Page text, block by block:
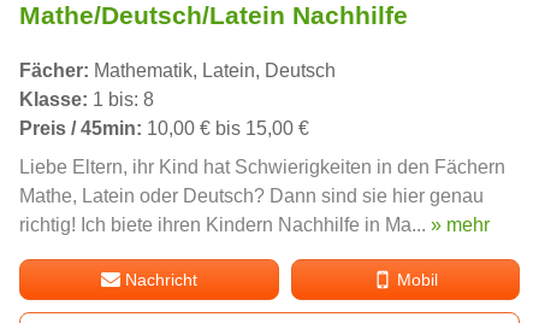
Mathe/Deutsch/Latein Nachhilfe
Fächer: Mathematik, Latein, Deutsch
Klasse: 1 bis: 8
Preis / 45min: 10,00 € bis 15,00 €
Liebe Eltern, ihr Kind hat Schwierigkeiten in den Fächern
Mathe, Latein oder Deutsch? Dann sind sie hier genau
richtig! Ich biete ihren Kindern Nachhilfe in Ma... » mehr
Nachricht Mobil